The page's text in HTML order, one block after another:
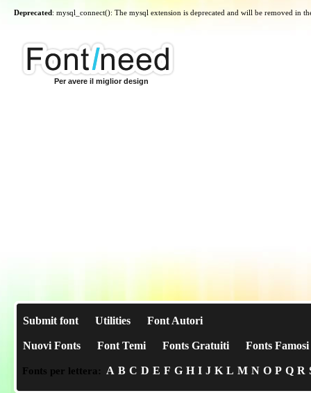
Deprecated: mysql_connect(): The mysql extension is deprecated and will be removed in
Per avere il miglior design
Submit font Utilities Font Autori
Nuovi Fonts Font Temi Fonts Gratuiti Fonts Famosi
Fonts per lettera: A B C D E F G H I J K L M N O P Q R